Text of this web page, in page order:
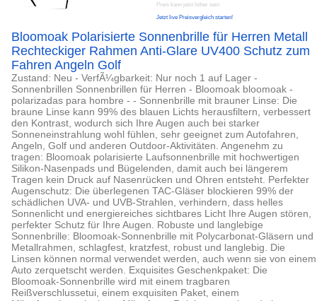
Preis kann jetzt höher sein
Jetzt live Preisvergleich starten!
Bloomoak Polarisierte Sonnenbrille für Herren Metall
Rechteckiger Rahmen Anti-Glare UV400 Schutz zum
Fahren Angeln Golf
Zustand: Neu - VerfÃ¼gbarkeit: Nur noch 1 auf Lager -
Sonnenbrillen Sonnenbrillen für Herren - Bloomoak bloomoak -
polarizadas para hombre - - Sonnenbrille mit brauner Linse: Die
braune Linse kann 99% des blauen Lichts herausfiltern, verbessert
den Kontrast, wodurch sich Ihre Augen auch bei starker
Sonneneinstrahlung wohl fühlen, sehr geeignet zum Autofahren,
Angeln, Golf und anderen Outdoor-Aktivitäten. Angenehm zu
tragen: Bloomoak polarisierte Laufsonnenbrille mit hochwertigen
Silikon-Nasenpads und Bügelenden, damit auch bei längerem
Tragen kein Druck auf Nasenrücken und Ohren entsteht. Perfekter
Augenschutz: Die überlegenen TAC-Gläser blockieren 99% der
schädlichen UVA- und UVB-Strahlen, verhindern, dass helles
Sonnenlicht und energiereiches sichtbares Licht Ihre Augen stören,
perfekter Schutz für Ihre Augen. Robuste und langlebige
Sonnenbrille: Bloomoak-Sonnenbrille mit Polycarbonat-Gläsern und
Metallrahmen, schlagfest, kratzfest, robust und langlebig. Die
Linsen können normal verwendet werden, auch wenn sie von einem
Auto zerquetscht werden. Exquisites Geschenkpaket: Die
Bloomoak-Sonnenbrille wird mit einem tragbaren
Reißverschlussetui, einem exquisiten Paket, einem